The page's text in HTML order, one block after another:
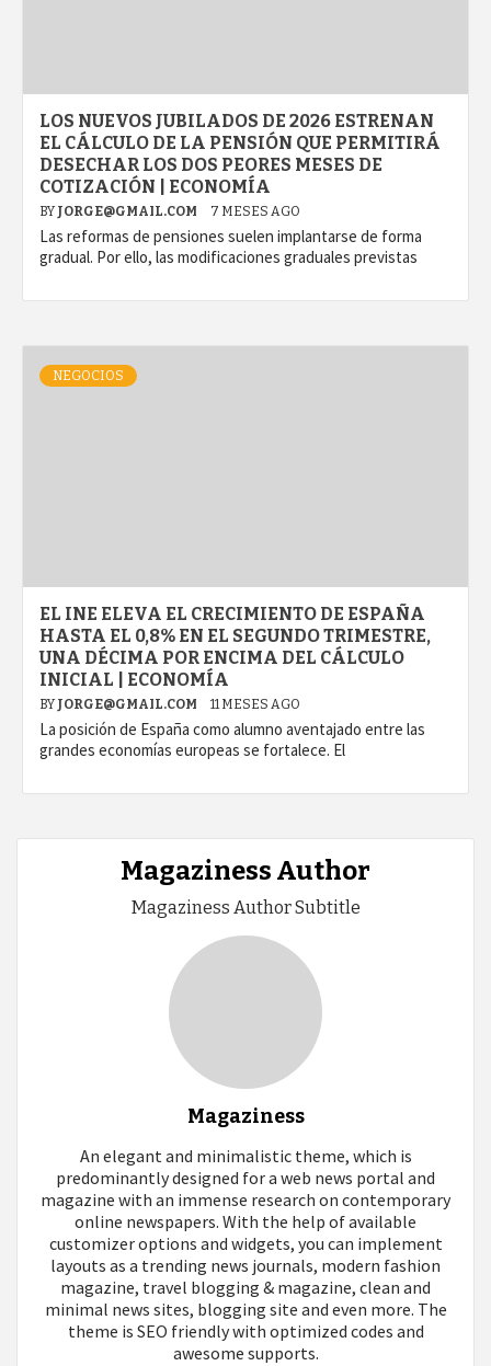
LOS NUEVOS JUBILADOS DE 2026 ESTRENAN
EL CÁLCULO DE LA PENSIÓN QUE PERMITIRÁ
DESECHAR LOS DOS PEORES MESES DE
COTIZACIÓN | ECONOMÍA
BY JORGE@GMAIL.COM 7 MESES AGO
Las reformas de pensiones suelen implantarse de forma
gradual. Por ello, las modificaciones graduales previstas
NEGOCIOS
EL INE ELEVA EL CRECIMIENTO DE ESPAÑA
HASTA EL 0,8% EN EL SEGUNDO TRIMESTRE,
UNA DÉCIMA POR ENCIMA DEL CÁLCULO
INICIAL | ECONOMÍA
BY JORGE@GMAIL.COM 11 MESES AGO
La posición de España como alumno aventajado entre las
grandes economías europeas se fortalece. El
Magaziness Author
Magaziness Author Subtitle
Magaziness
An elegant and minimalistic theme, which is
predominantly designed for a web news portal and
magazine with an immense research on contemporary
online newspapers. With the help of available
customizer options and widgets, you can implement
layouts as a trending news journals, modern fashion
magazine, travel blogging & magazine, clean and
minimal news sites, blogging site and even more. The
theme is SEO friendly with optimized codes and
awesome supports.